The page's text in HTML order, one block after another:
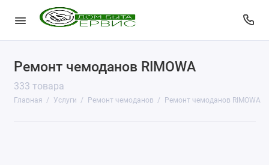
Ремонт чемоданов RIMOWA
333 товара
Главная Услуги Ремонт чемоданов Ремонт чемоданов RIMOWA
КопиЦентр
Сувенирная продукция